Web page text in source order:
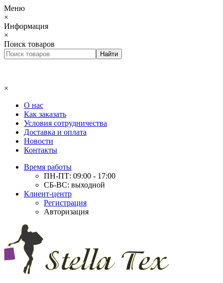
Меню
×
Информация
×
Поиск товаров
×
О нас
Как заказать
Условия сотрудничества
Доставка и оплата
Новости
Контакты
Время работы
ПН-ПТ: 09:00 - 17:00
СБ-ВС: выходной
Клиент-центр
Регистрация
Авторизация